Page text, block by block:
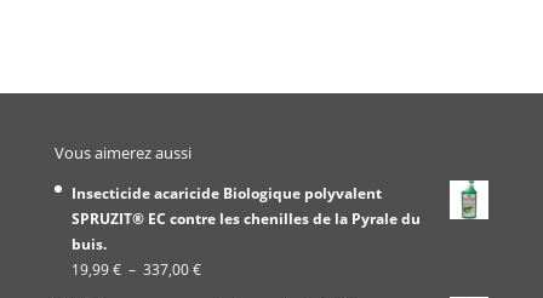
Vous aimerez aussi
Insecticide acaricide Biologique polyvalent
SPRUZIT® EC contre les chenilles de la Pyrale du
buis.
19,99€ – 337,00€Plage